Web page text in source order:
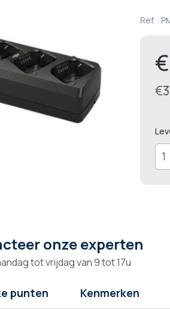
Ref. :
€
€
onze experten
tot vrijdag van 9 tot 17u
punten Kenmerken